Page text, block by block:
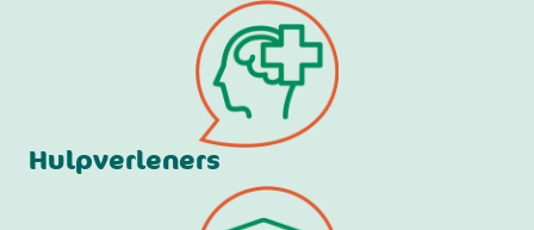
Hulpverleners